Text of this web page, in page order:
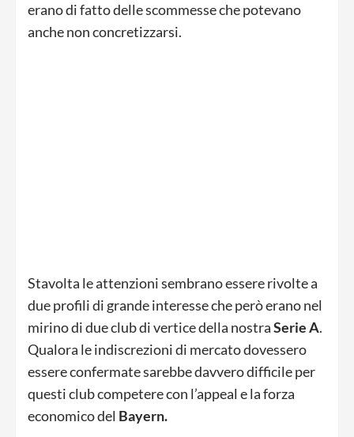
erano di fatto delle scommesse che potevano
anche non concretizzarsi.
Stavolta le attenzioni sembrano essere rivolte a
due profili di grande interesse che però erano nel
mirino di due club di vertice della nostraSerie A.
Qualora le indiscrezioni di mercato dovessero
essere confermate sarebbe davvero difficile per
questi club competere con l’appeal e la forza
economico del Bayern.